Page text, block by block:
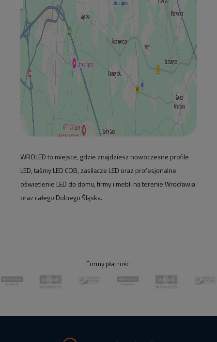
WROLED to miejsce, gdzie znajdziesz nowoczesne profile
LED, taśmy LED COB, zasilacze LED oraz profesjonalne
oświetlenie LED do domu, firmy i mebli na terenie Wrocławia
oraz całego Dolnego Śląska.
Formy płatności